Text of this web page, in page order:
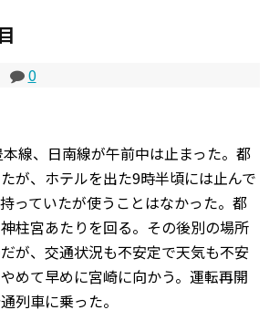
0
線、日南線が午前中は止まった。都
が、ホテルを出た9時半頃には止んで
っていたが使うことはなかった。都
柱宮あたりを回る。その後別の場所
が、交通状況も不安定で天気も不安
めて早めに宮崎に向かう。運転再開
列車に乗った。